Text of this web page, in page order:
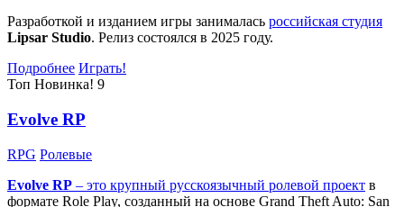
Разработкой и изданием игры занималась российская студия
Lipsar Studio. Релиз состоялся в 2025 году.
Подробнее Играть!
Топ Новинка! 9
Evolve RP
RPG Ролевые
Evolve RP – это крупный русскоязычный ролевой проект в
формате Role Play, созданный на основе Grand Theft Auto: San